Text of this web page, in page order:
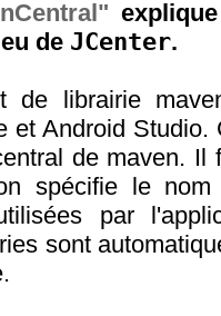
de JCenter.
de librairie
et Android
de maven. Il
spécifie le
par
sont